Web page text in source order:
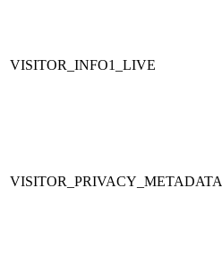
VISITOR_INFO1_LIVE
VISITOR_PRIVACY_METADATA